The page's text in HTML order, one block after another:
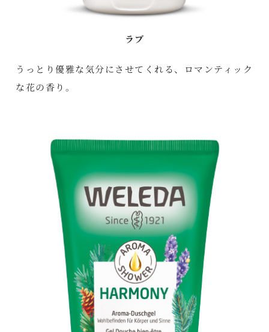
ラブ
うっとり優雅な気分にさせてくれる、ロマンティック
な花の香り。